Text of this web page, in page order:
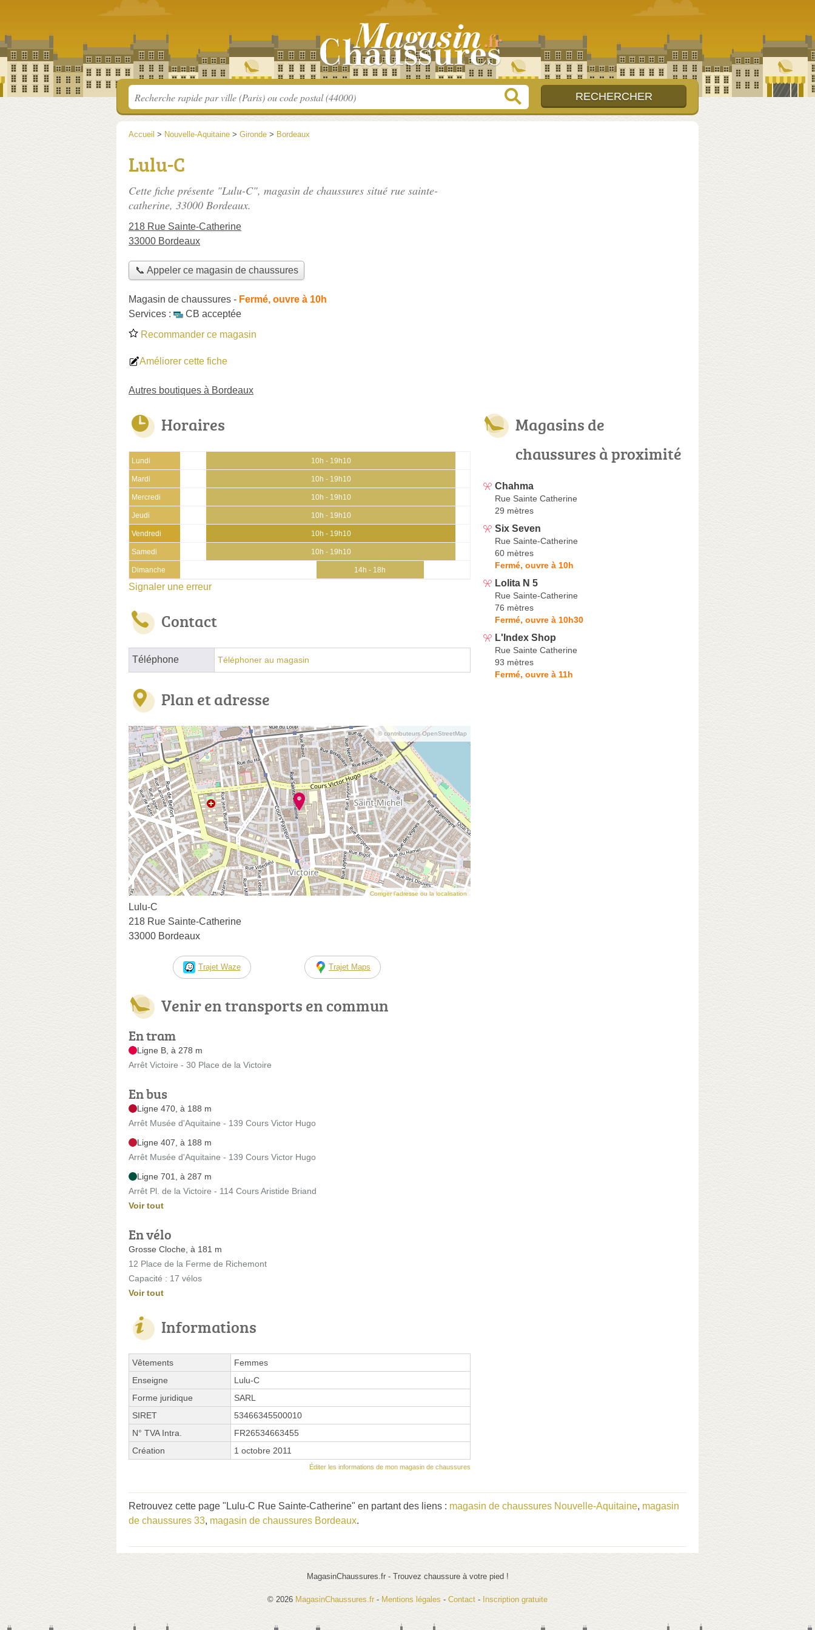
Accueil > Nouvelle-Aquitaine > Gironde > Bordeaux
Lulu-C
Cette fiche présente "Lulu-C", magasin de chaussures situé rue sainte-
catherine, 33000 Bordeaux.
218 Rue Sainte-Catherine
33000 Bordeaux
📞 Appeler ce magasin de chaussures
Magasin de chaussures - Fermé, ouvre à 10h
Services :
CB acceptée
Recommander ce magasin
Améliorer cette fiche
Autres boutiques à Bordeaux
Horaires
Lundi 10h - 19h10
Mardi 10h - 19h10
Mercredi 10h - 19h10
Jeudi 10h - 19h10
Vendredi 10h - 19h10
Samedi 10h - 19h10
Dimanche 14h - 18h
Signaler une erreur
Contact
Téléphone Téléphoner au magasin
Plan et adresse
© contributeurs OpenStreetMap
Corriger l’adresse ou la localisation
Lulu-C
218 Rue Sainte-Catherine
33000 Bordeaux
Trajet Waze Trajet Maps
Venir en transports en commun
En tram
Ligne B, à 278 m
Arrêt Victoire - 30 Place de la Victoire
En bus
Ligne 470, à 188 m
Arrêt Musée d'Aquitaine - 139 Cours Victor Hugo
Ligne 407, à 188 m
Arrêt Musée d'Aquitaine - 139 Cours Victor Hugo
Ligne 701, à 287 m
Arrêt Pl. de la Victoire - 114 Cours Aristide Briand
Voir tout
En vélo
Grosse Cloche, à 181 m
12 Place de la Ferme de Richemont
Capacité : 17 vélos
Voir tout
Informations
Vêtements
Femmes
Enseigne
Lulu-C
Forme juridique
SARL
SIRET
53466345500010
N° TVA Intra.
FR26534663455
Création
1 octobre 2011
Éditer les informations de mon magasin de chaussures
Magasins de
chaussures à proximité
Chahma
Rue Sainte Catherine
29 mètres
Six Seven
Rue Sainte-Catherine
60 mètres
Fermé, ouvre à 10h
Lolita N 5
Rue Sainte-Catherine
76 mètres
Fermé, ouvre à 10h30
L'Index Shop
Rue Sainte Catherine
93 mètres
Fermé, ouvre à 11h
Retrouvez cette page "Lulu-C Rue Sainte-Catherine" en partant des liens : magasin de chaussures Nouvelle-Aquitaine, magasin
de chaussures 33, magasin de chaussures Bordeaux.
MagasinChaussures.fr - Trouvez chaussure à votre pied !
© 2026 MagasinChaussures.fr - Mentions légales - Contact - Inscription gratuite